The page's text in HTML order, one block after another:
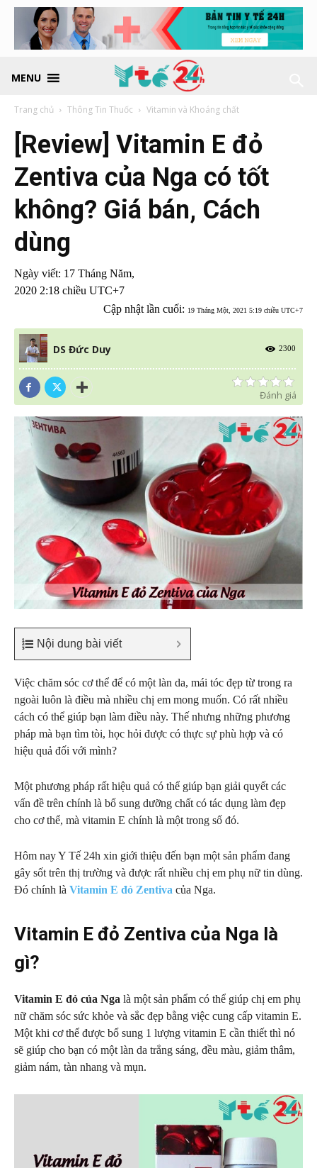
MENU
Trang chủ Thông Tin Thuốc Vitamin và Khoáng chất
[Review] Vitamin E đỏ
Zentiva của Nga có tốt
không? Giá bán, Cách
dùng
Ngày viết: 17 Tháng Năm,
2020 2:18 chiều UTC+7
Cập nhật lần cuối: 19 Tháng Một, 2021 5:19 chiều UTC+7
DS Đức Duy 2300
Đánh giá
Nội dung bài viết
Việc chăm sóc cơ thể để có một làn da, mái tóc đẹp từ trong ra
ngoài luôn là điều mà nhiều chị em mong muốn. Có rất nhiều
cách có thể giúp bạn làm điều này. Thế nhưng những phương
pháp mà bạn tìm tòi, học hỏi được có thực sự phù hợp và có
hiệu quả đối với mình?
Một phương pháp rất hiệu quả có thể giúp bạn giải quyết các
vấn đề trên chính là bổ sung dưỡng chất có tác dụng làm đẹp
cho cơ thể, mà vitamin E chính là một trong số đó.
Hôm nay Y Tế 24h xin giới thiệu đến bạn một sản phẩm đang
gây sốt trên thị trường và được rất nhiều chị em phụ nữ tin dùng.
Đó chính là Vitamin E đỏ Zentiva của Nga.
Vitamin E đỏ Zentiva của Nga là
gì?
Vitamin E đỏ của Nga là một sản phẩm có thể giúp chị em phụ
nữ chăm sóc sức khỏe và sắc đẹp bằng việc cung cấp vitamin E.
Một khi cơ thể được bổ sung 1 lượng vitamin E cần thiết thì nó
sẽ giúp cho bạn có một làn da trắng sáng, đều màu, giảm thâm,
giảm nám, tàn nhang và mụn.